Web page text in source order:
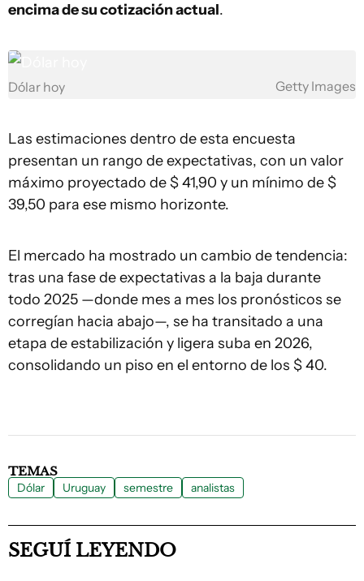
encima de su cotización actual.
Dólar hoy Getty Images
Las estimaciones dentro de esta encuesta
presentan un rango de expectativas, con un valor
máximo proyectado de $ 41,90 y un mínimo de $
39,50 para ese mismo horizonte.
El mercado ha mostrado un cambio de tendencia:
tras una fase de expectativas a la baja durante
todo 2025 —donde mes a mes los pronósticos se
corregían hacia abajo—, se ha transitado a una
etapa de estabilización y ligera suba en 2026,
consolidando un piso en el entorno de los $ 40.
TEMAS
Dólar Uruguay semestre analistas
SEGUÍ LEYENDO